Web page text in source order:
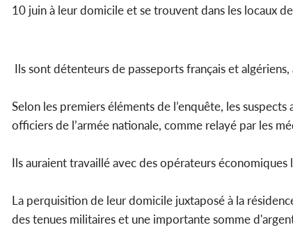
10 juin à leur domicile et se trouvent dans les locaux
Ils sont détenteurs de passeports français et
Selon les premiers éléments de l’enquête, les
officiers de l’armée nationale, comme relayé par les
Ils auraient travaillé avec des opérateurs
La perquisition de leur domicile juxtaposé à la
des tenues militaires et une importante somme